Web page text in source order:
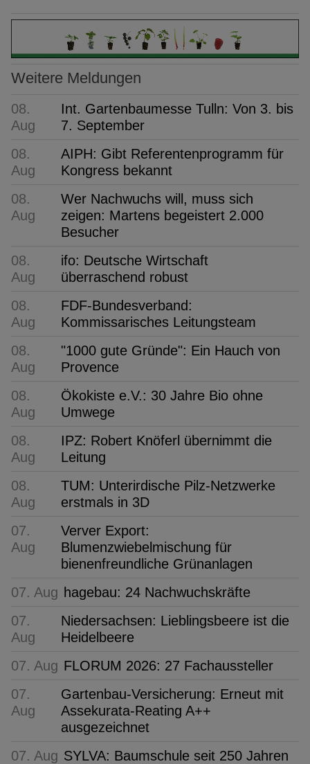
Weitere Meldungen
08.
Aug
Int. Gartenbaumesse Tulln: Von 3. bis
7. September
08.
Aug
AIPH: Gibt Referentenprogramm für
Kongress bekannt
08.
Aug
Wer Nachwuchs will, muss sich
zeigen: Martens begeistert 2.000
Besucher
08.
Aug
ifo: Deutsche Wirtschaft
überraschend robust
08.
Aug
FDF-Bundesverband:
Kommissarisches Leitungsteam
08.
Aug
"1000 gute Gründe": Ein Hauch von
Provence
08.
Aug
Ökokiste e.V.: 30 Jahre Bio ohne
Umwege
08.
Aug
IPZ: Robert Knöferl übernimmt die
Leitung
08.
Aug
TUM: Unterirdische Pilz-Netzwerke
erstmals in 3D
07.
Aug
Verver Export:
Blumenzwiebelmischung für
bienenfreundliche Grünanlagen
07. Aug hagebau: 24 Nachwuchskräfte
07.
Aug
Niedersachsen: Lieblingsbeere ist die
Heidelbeere
07. Aug FLORUM 2026: 27 Fachaussteller
07.
Aug
Gartenbau-Versicherung: Erneut mit
Assekurata-Reating A++
ausgezeichnet
07. Aug SYLVA: Baumschule seit 250 Jahren